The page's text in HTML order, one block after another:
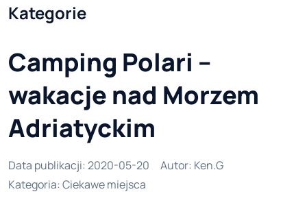
Kategorie
Camping Polari –
wakacje nad Morzem
Adriatyckim
Data publikacji: 2020-05-20 Autor: Ken.G
Kategoria: Ciekawe miejsca